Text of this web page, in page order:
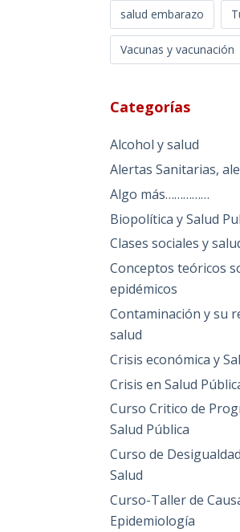
salud embarazo
Vacunas y vacunación
Categorías
Alcohol y salud
Alertas Sanitarias,
Algo más……………
Biopolítica y Salud
Clases sociales y
Conceptos teóricos
epidémicos
Contaminación y su
salud
Crisis económica y
Crisis en Salud
Curso Critico de
Salud Pública
Curso de
Salud
Curso-Taller de
Epidemiología